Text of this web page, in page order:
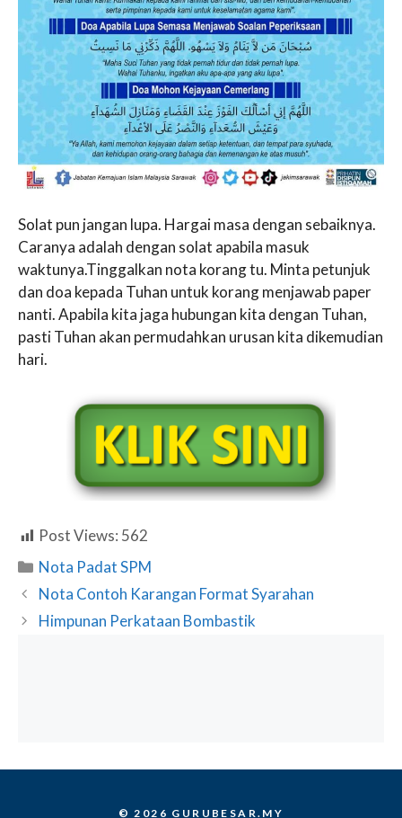
Solat pun jangan lupa. Hargai masa dengan sebaiknya.
Caranya adalah dengan solat apabila masuk
waktunya.Tinggalkan nota korang tu. Minta petunjuk
dan doa kepada Tuhan untuk korang menjawab paper
nanti. Apabila kita jaga hubungan kita dengan Tuhan,
pasti Tuhan akan permudahkan urusan kita dikemudian
hari.
Post Views: 562
Categories
Nota Padat SPM
Nota Contoh Karangan Format Syarahan
Himpunan Perkataan Bombastik
© 2026 GURUBESAR.MY